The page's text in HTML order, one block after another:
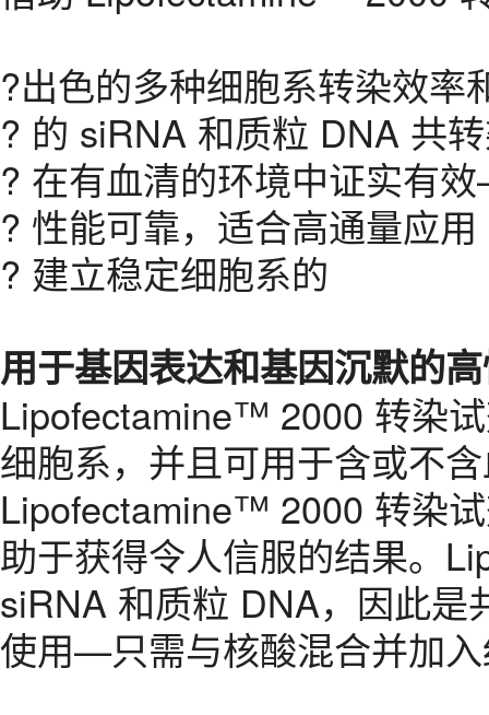
?出色的多种细胞系转染效率
? 的 siRNA 和质粒 DNA 共
? 在有血清的环境中证实有
? 性能可靠，适合高通量应用
? 建立稳定细胞系的
用于基因表达和基因沉默的
Lipofectamine™ 2000 转染
细胞系，并且可用于含或不
Lipofectamine™ 2000 转染
助于获得令人信服的结果。
siRNA 和质粒 DNA，因此
使用—只需与核酸混合并加